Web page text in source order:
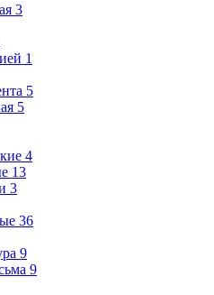
3
1
5
5
4
13
3
36
9
9